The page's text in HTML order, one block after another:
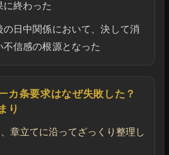
に終わった
の日中関係において、決して消
不信感の根源となった
カ条要求はなぜ失敗した？
り
章立てに沿ってざっくり整理し